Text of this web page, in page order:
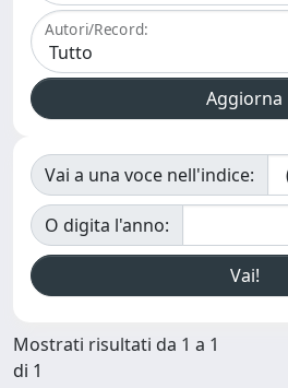
Autori/Record:
Vai a una voce nell'indice:
O digita l'anno:
Mostrati risultati da 1 a 1
di 1